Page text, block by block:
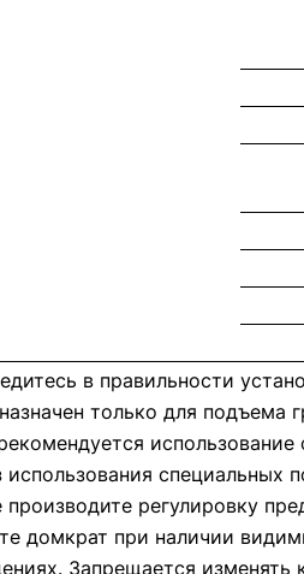
в правильности
только для подъема
специальных
регулировку
домкрат при наличии
Запрещается изменять